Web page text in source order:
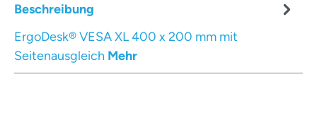
Beschreibung
ErgoDesk® VESA XL 400 x 200 mm mit
Seitenausgleich Mehr